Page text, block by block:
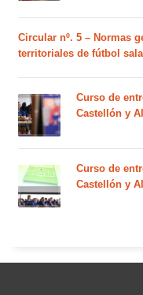
Circular nº. 5 – Normas
territoriales de fútbol sala
Curso de
Castellón y
Curso de
Castellón y